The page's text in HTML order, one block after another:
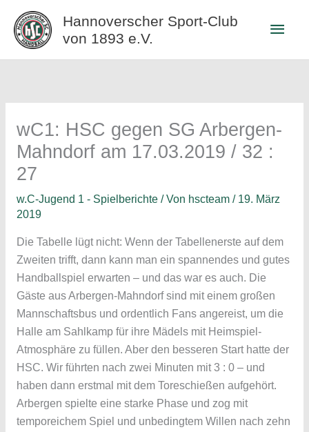
Inhalt
springen
Hannoverscher Sport-Club
von 1893 e.V.
wC1: HSC gegen SG Arbergen-
Mahndorf am 17.03.2019 / 32 :
27
w.C-Jugend 1 - Spielberichte/ Von hscteam / 19. März
2019
Die Tabelle lügt nicht: Wenn der Tabellenerste auf dem
Zweiten trifft, dann kann man ein spannendes und gutes
Handballspiel erwarten – und das war es auch. Die
Gäste aus Arbergen-Mahndorf sind mit einem großen
Mannschaftsbus und ordentlich Fans angereist, um die
Halle am Sahlkamp für ihre Mädels mit Heimspiel-
Atmosphäre zu füllen. Aber den besseren Start hatte der
HSC. Wir führten nach zwei Minuten mit 3 : 0 – und
haben dann erstmal mit dem Toreschießen aufgehört.
Arbergen spielte eine starke Phase und zog mit
temporeichem Spiel und unbedingtem Willen nach zehn